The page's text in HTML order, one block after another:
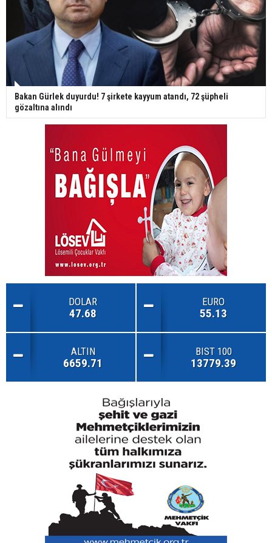
Bakan Gürlek duyurdu! 7 şirkete kayyum atandı, 72 şüpheli
gözaltına alındı
DOLAR
47.68
EURO
55.13
ALTIN
6659.71
BIST 100
13779.39